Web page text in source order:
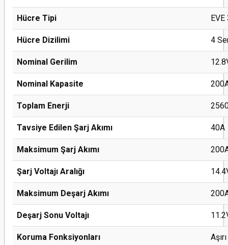
Hücre Tipi
Hücre Dizilimi 4
Nominal Gerilim
Nominal Kapasite
Toplam Enerji
Tavsiye Edilen Şarj Akımı 40A
Maksimum Şarj Akımı
Şarj Voltajı Aralığı
Maksimum Deşarj Akımı
Deşarj Sonu Voltajı
Koruma Fonksiyonları